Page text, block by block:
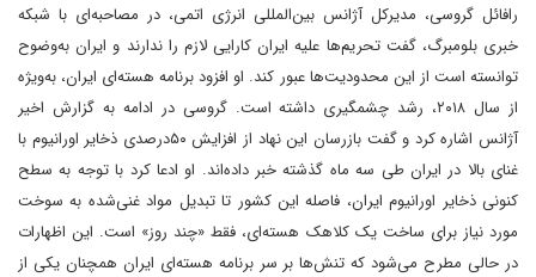
رافائل گروسی، مدیرکل آژانس بین‌المللی انرژی اتمی، در مصاحبه‌ای با شبکه
خبری بلومبرگ، گفت‌ تحریم‌ها علیه ایران کارایی لازم را ندارند و ایران به‌وضوح
توانسته است از این محدودیت‌ها عبور کند. او افزود‌ برنامه هسته‌ای ایران، به‌ویژه
از سال ۲۰۱۸، رشد چشمگیری داشته است. گروسی در ادامه به گزارش اخیر
آژانس اشاره کرد و گفت‌ بازرسان این نهاد از افزایش ۵۰‌درصدی ذخایر اورانیوم با
غنای بالا در ایران طی سه ماه گذشته خبر داده‌اند. او ادعا کرد‌ با توجه به سطح
کنونی ذخایر اورانیوم ایران، فاصله این کشور تا تبدیل مواد غنی‌شده به سوخت
مورد نیاز برای ساخت یک کلاهک هسته‌ای، فقط «چند روز» است. این اظهارات
در حالی مطرح می‌شود که تنش‌ها بر سر برنامه هسته‌ای ایران همچنان یکی از